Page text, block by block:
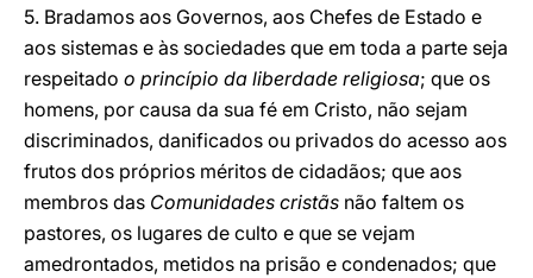
5. Bradamos aos Governos, aos Chefes de Estado e
aos sistemas e às sociedades que em toda a parte seja
respeitado o princípio da liberdade religiosa; que os
homens, por causa da sua fé em Cristo, não sejam
discriminados, danificados ou privados do acesso aos
frutos dos próprios méritos de cidadãos; que aos
membros das Comunidades cristãs não faltem os
pastores, os lugares de culto e que se vejam
amedrontados, metidos na prisão e condenados; que